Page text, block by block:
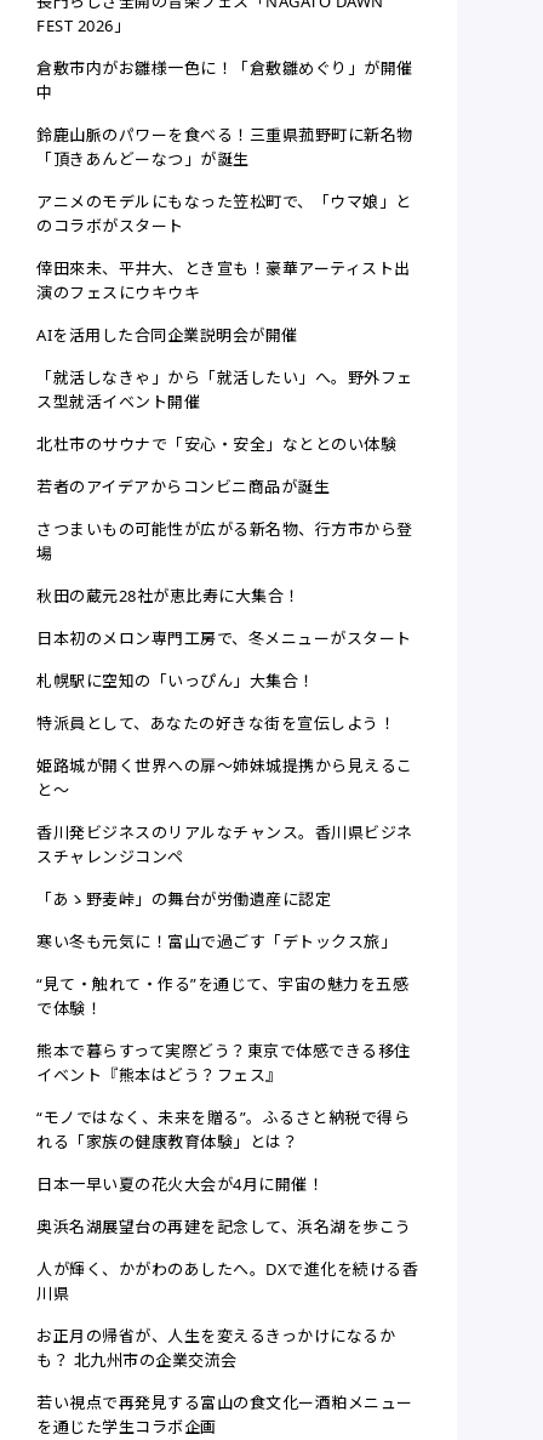
FEST 2026」
倉敷市内がお雛様一色に！「倉敷雛めぐり」が開催
中
鈴鹿山脈のパワーを食べる！三重県菰野町に新名物
「頂きあんどーなつ」が誕生
アニメのモデルにもなった笠松町で、「ウマ娘」と
のコラボがスタート
倖田來未、平井大、とき宣も！豪華アーティスト出
演のフェスにウキウキ
AIを活用した合同企業説明会が開催
「就活しなきゃ」から「就活したい」へ。野外フェ
ス型就活イベント開催
北杜市のサウナで「安心・安全」なととのい体験
若者のアイデアからコンビニ商品が誕生
さつまいもの可能性が広がる新名物、行方市から登
場
秋田の蔵元28社が恵比寿に大集合！
日本初のメロン専門工房で、冬メニューがスタート
札幌駅に空知の「いっぴん」大集合！
特派員として、あなたの好きな街を宣伝しよう！
姫路城が開く世界への扉～姉妹城提携から見えるこ
と～
香川発ビジネスのリアルなチャンス。香川県ビジネ
スチャレンジコンペ
「あゝ野麦峠」の舞台が労働遺産に認定
寒い冬も元気に！富山で過ごす「デトックス旅」
“見て・触れて・作る”を通じて、宇宙の魅力を五感
で体験！
熊本で暮らすって実際どう？東京で体感できる移住
イベント『熊本はどう？フェス』
“モノではなく、未来を贈る”。ふるさと納税で得ら
れる「家族の健康教育体験」とは？
日本一早い夏の花火大会が4月に開催！
奥浜名湖展望台の再建を記念して、浜名湖を歩こう
人が輝く、かがわのあしたへ。DXで進化を続ける香
川県
お正月の帰省が、人生を変えるきっかけになるか
も？ 北九州市の企業交流会
若い視点で再発見する富山の食文化ー酒粕メニュー
を通じた学生コラボ企画